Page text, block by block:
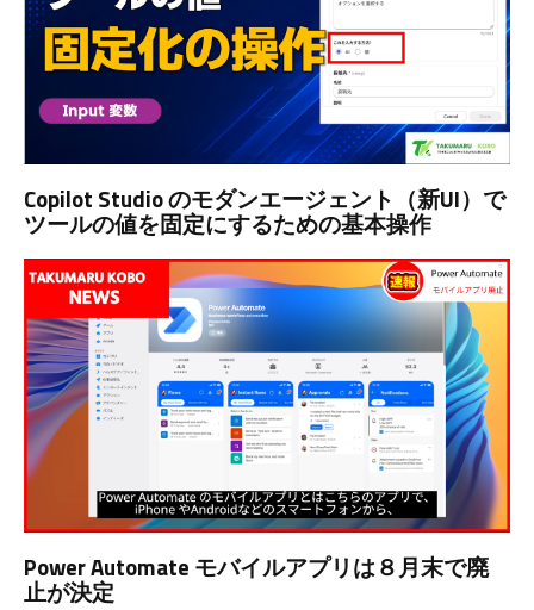
Copilot Studio のモダンエージェント（新UI）で
ツールの値を固定にするための基本操作
Power Automate モバイルアプリは８月末で廃
止が決定